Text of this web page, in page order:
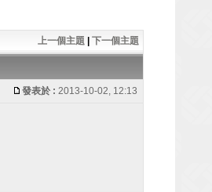
上一個主題 下一個主題
發表於 : 2013-10-02, 12:13